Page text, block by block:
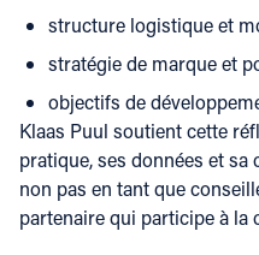
structure logistique et
stratégie de marque et
objectifs de
Klaas Puul soutient cette
pratique, ses données et
non pas en tant que
partenaire qui participe à